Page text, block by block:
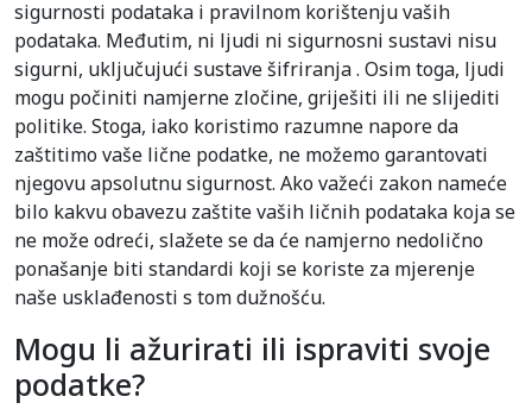
sigurnosti podataka i pravilnom korištenju vaših
podataka. Međutim, ni ljudi ni sigurnosni sustavi nisu
sigurni, uključujući sustave šifriranja . Osim toga, ljudi
mogu počiniti namjerne zločine, griješiti ili ne slijediti
politike. Stoga, iako koristimo razumne napore da
zaštitimo vaše lične podatke, ne možemo garantovati
njegovu apsolutnu sigurnost. Ako važeći zakon nameće
bilo kakvu obavezu zaštite vaših ličnih podataka koja se
ne može odreći, slažete se da će namjerno nedolično
ponašanje biti standardi koji se koriste za mjerenje
naše usklađenosti s tom dužnošću.
Mogu li ažurirati ili ispraviti svoje
podatke?